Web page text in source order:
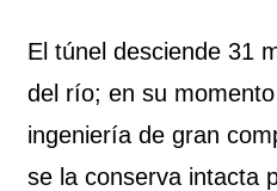
El túnel desciende 31
del río; en su
ingeniería de gran
se la conserva intacta